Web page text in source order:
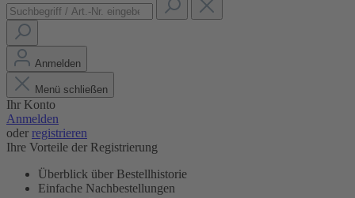
Anmelden
Menü schließen
Ihr Konto
Anmelden
oder registrieren
Ihre Vorteile der Registrierung
Überblick über Bestellhistorie
Einfache Nachbestellungen